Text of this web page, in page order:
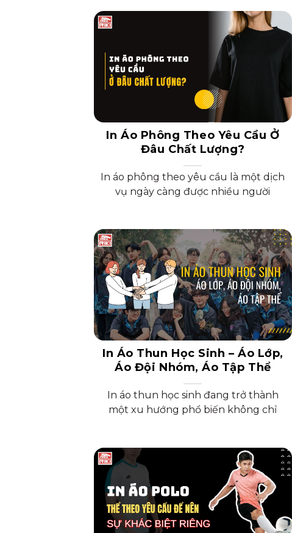
In Áo Phông Theo Yêu Cầu Ở
Đâu Chất Lượng?
In áo phông theo yêu cầu là một dịch
vụ ngày càng được nhiều người
In Áo Thun Học Sinh – Áo Lớp,
Áo Đội Nhóm, Áo Tập Thể
In áo thun học sinh đang trở thành
một xu hướng phổ biến không chỉ